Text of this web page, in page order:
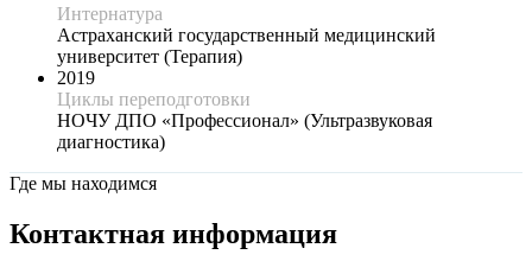
Интернатура
Астраханский государственный медицинский
университет (Терапия)
2019
Циклы переподготовки
НОЧУ ДПО «Профессионал» (Ультразвуковая
диагностика)
Где мы находимся
Контактная информация